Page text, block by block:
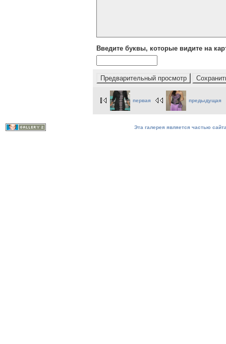
Введите буквы, которые видите на
первая предыдущая
Эта галерея является частью